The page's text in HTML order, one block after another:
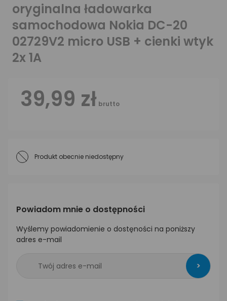
oryginalna ładowarka
samochodowa Nokia DC-20
02729V2 micro USB + cienki wtyk
2x 1A
39,99 zł brutto
Produkt obecnie niedostępny
Powiadom mnie o dostępności
Wyślemy powiadomienie o dostęności na poniższy
adres e-mail
>